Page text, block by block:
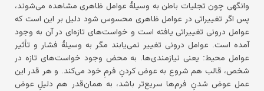
وانگهی چون تجلیات باطن به وسیلهٔ عوامل ظاهری مشاهده می‌شوند،
پس اگر تغییراتی در عوامل ظاهری محسوس شود دلیل بر این است که
عوامل درونی تغییراتی یافته است و خواست‌های تازه‌ای در آن به وجود
آمده است. عوامل درونی تغییر نمی‌یابند مگر به وسیلهٔ فشار و تأثیر
عوامل محیط: یعنی نیازمندی‌ها. به محض وجود خواست‌های تازه در
شخص، قالب هم شروع به عوض کردنِ فرمِ خود می‌کند. و هر قدر این
عمل عوض شدنِ فرم‌ها سریع‌تر باشد، به همان‌قدر هم دلیلِ عوض